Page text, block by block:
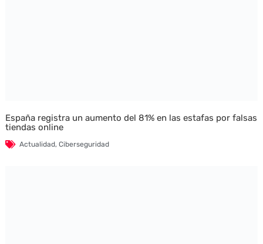
España registra un aumento del 81% en las estafas por falsas
tiendas online
Actualidad, Ciberseguridad